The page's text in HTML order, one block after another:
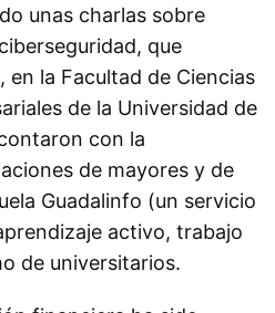
unas charlas sobre
que
, en la Facultad de Ciencias
de la Universidad de
con la
de mayores y de
Guadalinfo (un servicio
activo, trabajo
de universitarios.